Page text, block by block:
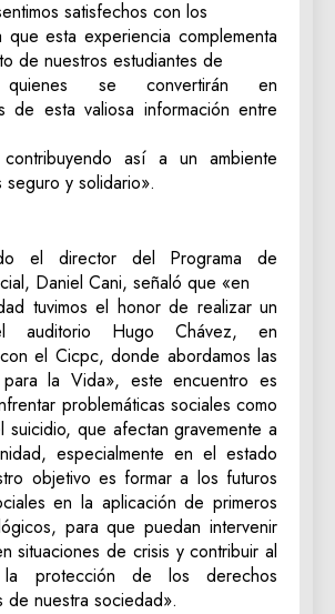
satisfechos con los
que esta experiencia complementa
de nuestros estudiantes de
quienes se convertirán en
de esta valiosa información entre
contribuyendo así a un ambiente
seguro y solidario».
el director del Programa de
Daniel Cani, señaló que «en
tuvimos el honor de realizar un
auditorio Hugo Chávez, en
el Cicpc, donde abordamos las
para la Vida», este encuentro es
problemáticas sociales como
suicidio, que afectan gravemente a
especialmente en el estado
objetivo es formar a los futuros
en la aplicación de primeros
para que puedan intervenir
situaciones de crisis y contribuir al
protección de los derechos
de nuestra sociedad».